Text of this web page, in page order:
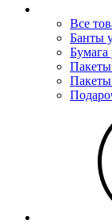
Все
Банты
Бумага
Пакеты